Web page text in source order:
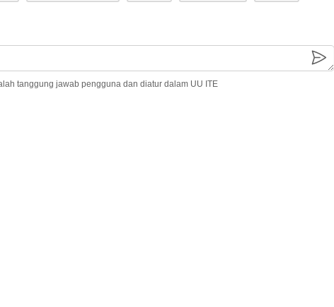
tanggung jawab pengguna dan diatur dalam UU ITE